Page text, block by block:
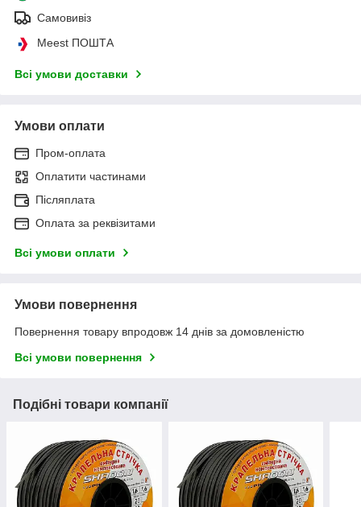
Самовивіз
Meest ПОШТА
Всі умови доставки
Умови оплати
Пром-оплата
Оплатити частинами
Післяплата
Оплата за реквізитами
Всі умови оплати
Умови повернення
Повернення товару впродовж 14 днів за домовленістю
Всі умови повернення
Подібні товари компанії